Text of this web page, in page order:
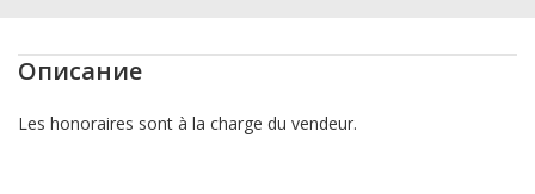
Описание
Les honoraires sont à la charge du vendeur.